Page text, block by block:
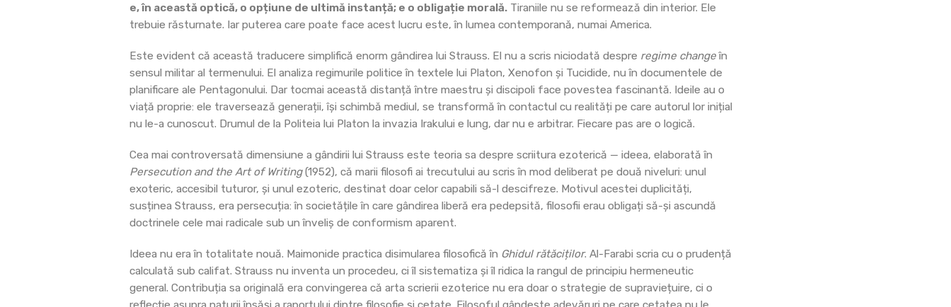
e, în această optică, o opțiune de ultimă instanță; e o obligație morală. Tiraniile nu se reformează din interior. Ele
trebuie răsturnate. Iar puterea care poate face acest lucru este, în lumea contemporană, numai America.
Este evident că această traducere simplifică enorm gândirea lui Strauss. El nu a scris niciodată despre regime changeîn
sensul militar al termenului. El analiza regimurile politice în textele lui Platon, Xenofon și Tucidide, nu în documentele de
planificare ale Pentagonului. Dar tocmai această distanță între maestru și discipoli face povestea fascinantă. Ideile au o
viață proprie: ele traversează generații, își schimbă mediul, se transformă în contactul cu realități pe care autorul lor inițial
nu le-a cunoscut. Drumul de la Politeia lui Platon la invazia Irakului e lung, dar nu e arbitrar. Fiecare pas are o logică.
Cea mai controversată dimensiune a gândirii lui Strauss este teoria sa despre scriitura ezoterică — ideea, elaborată în
Persecution and the Art of Writing(1952), că marii filosofi ai trecutului au scris în mod deliberat pe două niveluri: unul
exoteric, accesibil tuturor, și unul ezoteric, destinat doar celor capabili să-l descifreze. Motivul acestei duplicități,
susținea Strauss, era persecuția: în societățile în care gândirea liberă era pedepsită, filosofii erau obligați să-și ascundă
doctrinele cele mai radicale sub un înveliș de conformism aparent.
Ideea nu era în totalitate nouă. Maimonide practica disimularea filosofică în Ghidul rătăciților. Al-Farabi scria cu o prudență
calculată sub califat. Strauss nu inventa un procedeu, ci îl sistematiza și îl ridica la rangul de principiu hermeneutic
general. Contribuția sa originală era convingerea că arta scrierii ezoterice nu era doar o strategie de supraviețuire, ci o